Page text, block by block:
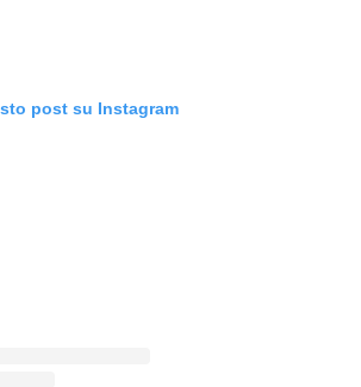
post su Instagram